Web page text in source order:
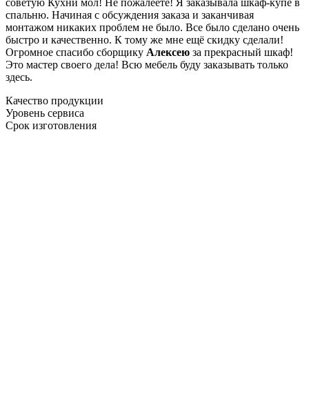
спальню. Начиная с обсуждения заказа и заканчивая
монтажом никаких проблем не было. Все было сделано очень
быстро и качественно. К тому же мне ещё скидку сделали!
Огромное спасибо сборщику Алексею за прекрасный шкаф!
Это мастер своего дела! Всю мебель буду заказывать только
здесь.
Качество продукции
Уровень сервиса
Срок изготовления